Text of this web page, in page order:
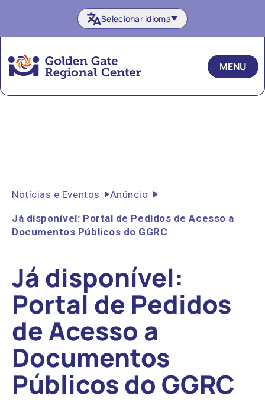
para
conteúdo
Selecionar idioma
MENU
Notícias e Eventos
Anúncio
Já disponível: Portal de Pedidos de Acesso a
Documentos Públicos do GGRC
Já disponível:
Portal de Pedidos
de Acesso a
Documentos
Públicos do GGRC